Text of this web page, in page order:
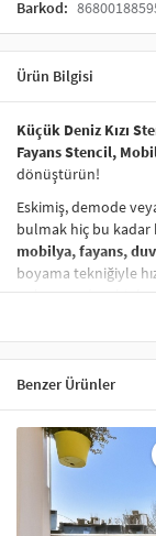
Barkod:
Ürün Bilgisi
Küçük Deniz Kızı
Fayans Stencil,
dönüştürün!
Eskimiş, demode
bulmak hiç bu kadar
mobilya, fayans,
boyama tekniğiyle
onlaramodern bir
zorunda değil!
şekildedesen
kumaşlarınızın
Çocuğunuzun
kumaşlara bile bant
boyama
boyama seti ile
dekorasyonu
ve etkili bir
Benzer Ürünler